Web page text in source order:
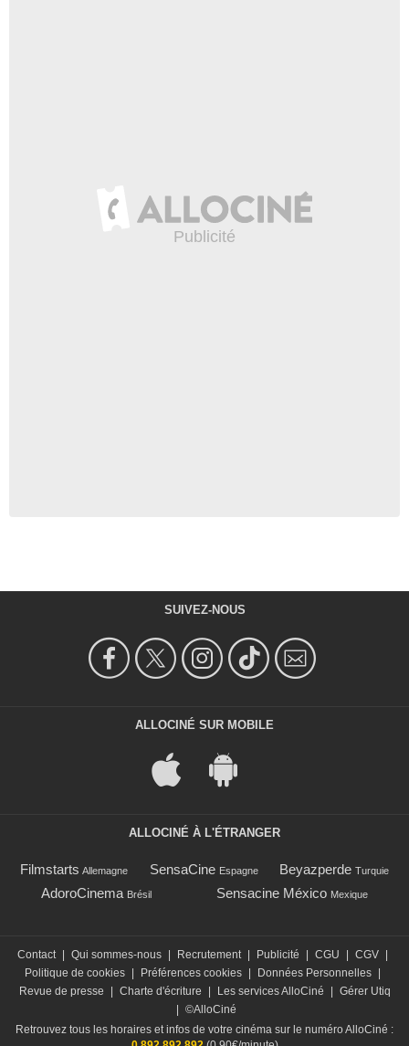
SUIVEZ-NOUS
ALLOCINÉ SUR MOBILE
ALLOCINÉ À L'ÉTRANGER
Filmstarts Allemagne SensaCine Espagne Beyazperde Turquie
AdoroCinema Brésil Sensacine México Mexique
Contact | Qui sommes-nous | Recrutement | Publicité | CGU | CGV |
Politique de cookies | Préférences cookies | Données Personnelles |
Revue de presse
| Charte d'écriture | Les services AlloCiné | Gérer Utiq
| ©AlloCiné
Retrouvez tous les horaires et infos de votre cinéma sur le numéro AlloCiné :